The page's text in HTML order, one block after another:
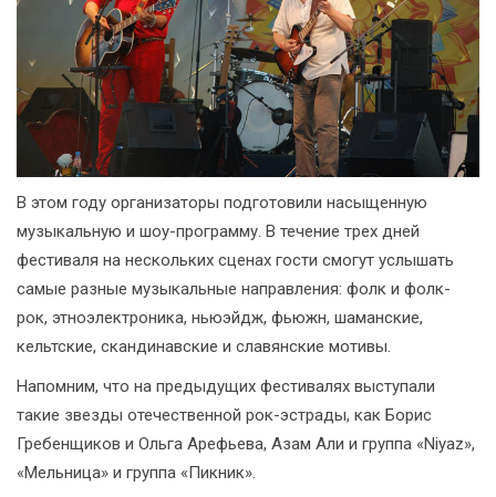
В этом году организаторы подготовили насыщенную
музыкальную и шоу-программу. В течение трех дней
фестиваля на нескольких сценах гости смогут услышать
самые разные музыкальные направления: фолк и фолк-
рок, этноэлектроника, ньюэйдж, фьюжн, шаманские,
кельтские, скандинавские и славянские мотивы.
Напомним, что на предыдущих фестивалях выступали
такие звезды отечественной рок-эстрады, как Борис
Гребенщиков и Ольга Арефьева, Азам Али и группа «Niyaz»,
«Мельница» и группа «Пикник».